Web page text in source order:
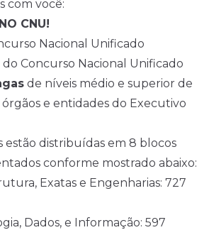
com você:
CNU!
Nacional Unificado
Concurso Nacional Unificado
de níveis médio e superior de
e entidades do Executivo
estão distribuídas em 8 blocos
conforme mostrado abaixo:
Exatas e Engenharias: 727
Dados, e Informação: 597